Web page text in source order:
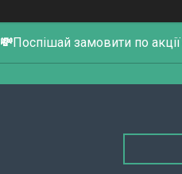
💸Поспішай замовити по акції